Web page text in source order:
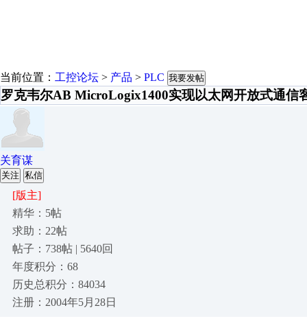
当前位置： 工控论坛 > 产品 > PLC 我要发帖
罗克韦尔AB MicroLogix1400实现以太网开放式通信
关育谋
关注 私信
[版主]
精华：5帖
求助：22帖
帖子：738帖 | 5640回
年度积分：68
历史总积分：84034
注册：2004年5月28日